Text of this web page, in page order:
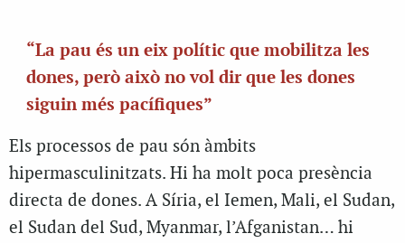
“La pau és un eix polític que mobilitza les
dones, però això no vol dir que les dones
siguin més pacífiques”
Els processos de pau són àmbits
hipermasculinitzats. Hi ha molt poca presència
directa de dones. A Síria, el Iemen, Mali, el Sudan,
el Sudan del Sud, Myanmar, l’Afganistan… hi